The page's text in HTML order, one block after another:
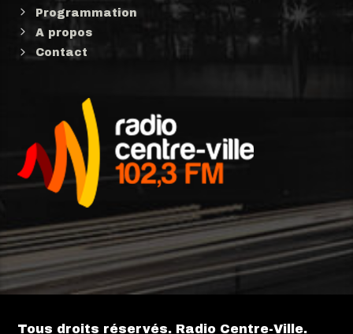
Programmation
A propos
Contact
Tous droits réservés. Radio Centre-Ville.